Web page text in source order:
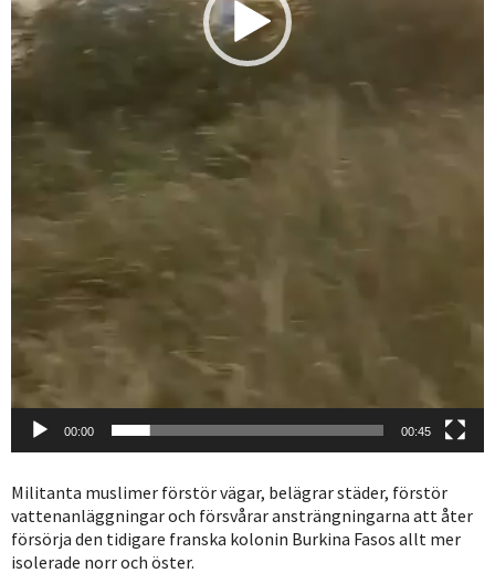
00:00 00:45
Militanta muslimer förstör vägar, belägrar städer, förstör
vattenanläggningar och försvårar ansträngningarna att åter
försörja den tidigare franska kolonin Burkina Fasos allt mer
isolerade norr och öster.